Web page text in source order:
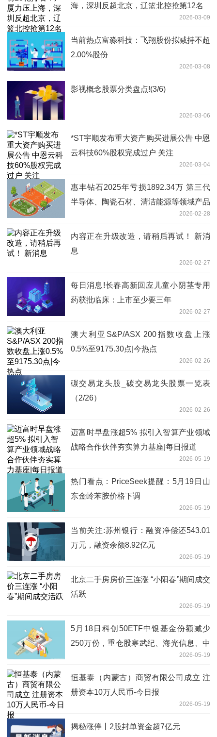
海，深圳反超北京，辽篮北控抢第12名
2026-03-09
当前热点富淼科技：飞翔股份拟减持不超
2.00%股份
2026-03-08
影视概念股票分类盘点!(3/6)
2026-03-06
*ST宇顺发布重大资产购买进展公告 中恩
云科技60%股权完成过户 关注
2026-03-04
惠丰钻石2025年亏损1892.34万 第三代
半导体、陶瓷石材、清洁能源等领域产品
2026-02-28
内容正在升级改造，请稍后再试！ 新消
息
2026-02-27
每日消息!长春高新回应儿童小阴茎专用
药获批临床：上市至少要三年
2026-02-27
澳大利亚S&P/ASX 200指数收盘上涨
0.5%至9175.30点|今热点
2026-02-26
碳交易龙头股_碳交易龙头股票一览表
（2/26）
2026-02-26
迈富时早盘涨超5% 拟引入智算产业领域
战略合作伙伴夯实算力基座|每日报道
2026-05-19
热门看点：PriceSeek提醒：5月19日山
东金岭苯胺价格下调
2026-05-19
当前关注:苏州银行：融资净偿还543.01
万元，融资余额8.92亿元
2026-05-19
北京二手房房价三连涨 “小阳春”期间成交
活跃
2026-05-19
5月18日科创50ETF中银基金份额减少
250万份，重仓股寒武纪、海光信息、中
2026-05-19
恒基泰（内蒙古）商贸有限公司成立 注
册资本10万人民币-今日报
2026-05-19
揭秘涨停丨2股封单资金超7亿元